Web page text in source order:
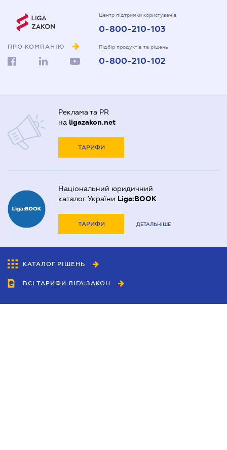
ПРО КОМПАНІЮ
Центр підтримки користувачів
0-800-210-103
Підбір продуктів та рішень
0-800-210-102
Реклама та PR
на ligazakon.net
ТАРИФИ
Національний юридичний
каталог України Liga:BOOK
ТАРИФИ ДЕТАЛЬНІШЕ
КАТАЛОГ РІШЕНЬ
ВСІ ТАРИФИ ЛІГА:ЗАКОН